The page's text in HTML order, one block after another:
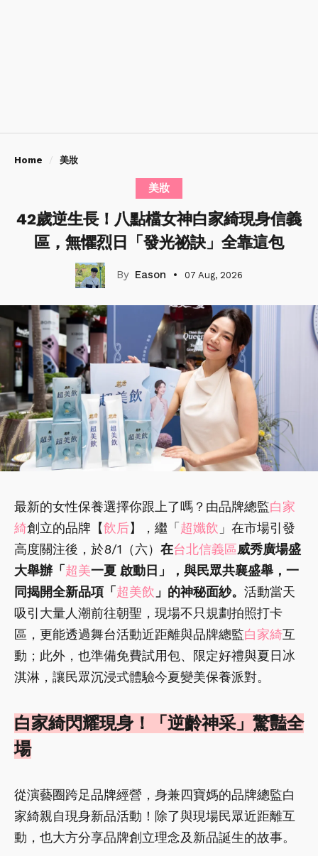
Home 美妝
美妝
42歲逆生長！八點檔女神白家綺現身信義
區，無懼烈日「發光祕訣」全靠這包
Eason 07 Aug, 2026
最新的女性保養選擇你跟上了嗎？由品牌總監白家
綺創立的品牌【飲后】，繼「 超孅飲 」在市場引發
高度關注後，於8/1（六） 在台北信義區威秀廣場盛
大舉辦「 超美一夏 啟動日」，與民眾共襄盛舉，一
同揭開全新品項「 超美飲 」的神秘面紗。 活動當天
吸引大量人潮前往朝聖，現場不只規劃拍照打卡
區，更能透過舞台活動近距離與品牌總監白家綺互
動；此外，也準備免費試用包、限定好禮與夏日冰
淇淋，讓民眾沉浸式體驗今夏變美保養派對。
白家綺閃耀現身！「逆齡神采」驚豔全
場
從演藝圈跨足品牌經營，身兼四寶媽的品牌總監白
家綺親自現身新品活動！除了與現場民眾近距離互
動，也大方分享品牌創立理念及新品誕生的故事。